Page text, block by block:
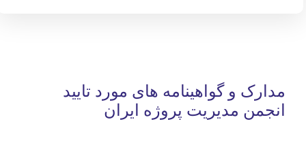
مدارک و گواهینامه های مورد تایید
انجمن مدیریت پروژه ایران